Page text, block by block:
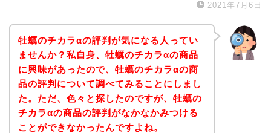
2021年7月6日
牡蠣のチカラαの評判が気になる人ってい
ませんか？私自身、牡蠣のチカラαの商品
に興味があったので、牡蠣のチカラαの商
品の評判について調べてみることにしまし
た。ただ、色々と探したのですが、牡蠣の
チカラαの商品の評判がなかなかみつける
ことができなかったんですよね。